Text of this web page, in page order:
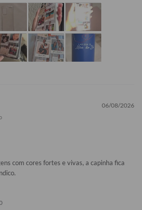
06/08/2026
com cores fortes e vivas, a capinha fica